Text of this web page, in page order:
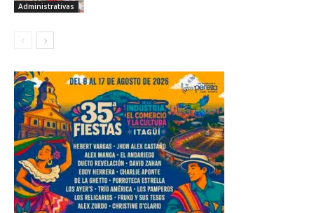
Administrativas